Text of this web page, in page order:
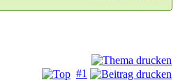
#1